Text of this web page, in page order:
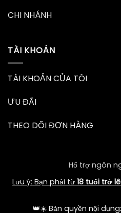
CHI NHÁNH
TÀI KHOẢN
TÀI KHOẢN CỦA TÔI
ƯU ĐÃI
THEO DÕI ĐƠN HÀNG
Hổ trợ ngôn
Lưu ý: Bạn phải từ 18 tuổi trở
👑☀️ Bản quyền nội